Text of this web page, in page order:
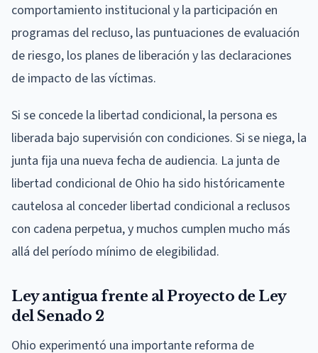
comportamiento institucional y la participación en
programas del recluso, las puntuaciones de evaluación
de riesgo, los planes de liberación y las declaraciones
de impacto de las víctimas.
Si se concede la libertad condicional, la persona es
liberada bajo supervisión con condiciones. Si se niega, la
junta fija una nueva fecha de audiencia. La junta de
libertad condicional de Ohio ha sido históricamente
cautelosa al conceder libertad condicional a reclusos
con cadena perpetua, y muchos cumplen mucho más
allá del período mínimo de elegibilidad.
Ley antigua frente al Proyecto de Ley
del Senado 2
Ohio experimentó una importante reforma de